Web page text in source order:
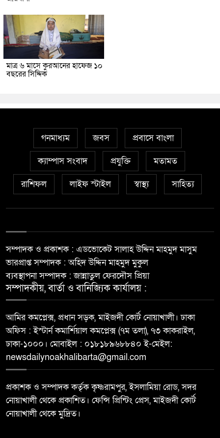
মাত্র ৬ মাসে কুরআনের হাফেজ ১০
বছরের সিদ্দিক
গনমাধ্যম জবস প্রবাসে বাংলা
ক্যাম্পাস সংবাদ প্রযুক্তি মতামত
রাশিফল লাইফ স্টাইল স্বাস্থ্য সাহিত্য
সম্পাদক ও প্রকাশক : এডভোকেট সালাহ উদ্দিন মাহমুদ মাসুম
ভারপ্রাপ্ত সম্পাদক : অহিদ উদ্দিন মাহমুদ মুকুল
ব্যবস্থাপনা সম্পাদক : জান্নাতুল ফেরদৌস প্রিয়া
সম্পাদকীয়, বার্তা ও বানিজ্যিক কার্যালয় :
আমির কমপ্লেক্স, প্রধান সড়ক, মাইজদী কোর্ট নোয়াখালী। ঢাকা
অফিস : ইস্টার্ন কমার্শিয়াল কমপ্লেক্স (৭ম তলা), ৭৩ কাকরাইল,
ঢাকা-১০০০। মোবাইল : ০১৮১৮৯৬৮৮৪০ ই-মেইল:
newsdailynoakhalibarta@gmail.com
প্রকাশক ও সম্পাদক কর্তৃক কৃষ্ণরামপুর, ইসলামিয়া রোড, সদর
নোয়াখালী থেকে প্রকাশিত। ফেন্সি প্রিন্টিং প্রেস, মাইজদী কোর্ট
নোয়াখালী থেকে মুদ্রিত।